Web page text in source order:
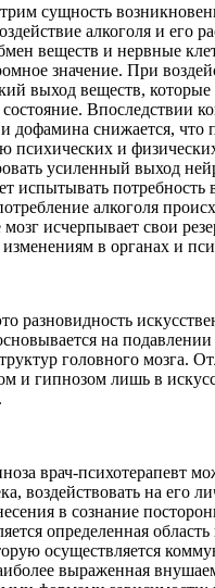
сущность
алкоголя и его
веществ и нервные
значение. При
выход веществ,
Впоследствии
дофамина снижается, что
психических и
усиленный выход
испытывать потребность
алкоголя
исчерпывает свои
в органах и
разновидность
на подавлении
головного мозга.
и гипнозом лишь в
врач-психотерапевт
воздействовать на его
в сознание
определенная
осуществляется
выраженная